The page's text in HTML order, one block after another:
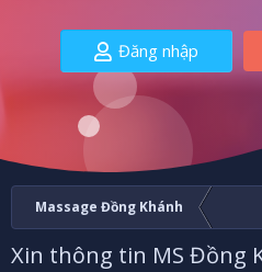
Đăng nhập
Massage Đồng Khánh
Xin thông tin MS Đồng